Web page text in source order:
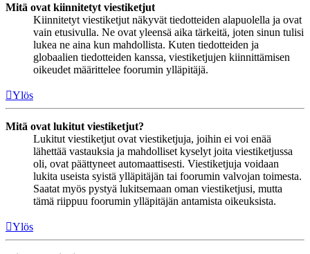
Mitä ovat kiinnitetyt viestiketjut
Kiinnitetyt viestiketjut näkyvät tiedotteiden alapuolella ja ovat
vain etusivulla. Ne ovat yleensä aika tärkeitä, joten sinun tulisi
lukea ne aina kun mahdollista. Kuten tiedotteiden ja
globaalien tiedotteiden kanssa, viestiketjujen kiinnittämisen
oikeudet määrittelee foorumin ylläpitäjä.
Ylös
Mitä ovat lukitut viestiketjut?
Lukitut viestiketjut ovat viestiketjuja, joihin ei voi enää
lähettää vastauksia ja mahdolliset kyselyt joita viestiketjussa
oli, ovat päättyneet automaattisesti. Viestiketjuja voidaan
lukita useista syistä ylläpitäjän tai foorumin valvojan toimesta.
Saatat myös pystyä lukitsemaan oman viestiketjusi, mutta
tämä riippuu foorumin ylläpitäjän antamista oikeuksista.
Ylös